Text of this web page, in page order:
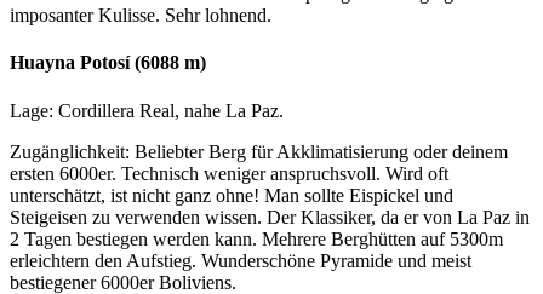
imposanter Kulisse. Sehr lohnend.
Huayna Potosí (6088 m)
Lage: Cordillera Real, nahe La Paz.
Zugänglichkeit: Beliebter Berg für Akklimatisierung oder deinem
ersten 6000er. Technisch weniger anspruchsvoll. Wird oft
unterschätzt, ist nicht ganz ohne! Man sollte Eispickel und
Steigeisen zu verwenden wissen. Der Klassiker, da er von La Paz in
2 Tagen bestiegen werden kann. Mehrere Berghütten auf 5300m
erleichtern den Aufstieg. Wunderschöne Pyramide und meist
bestiegener 6000er Boliviens.